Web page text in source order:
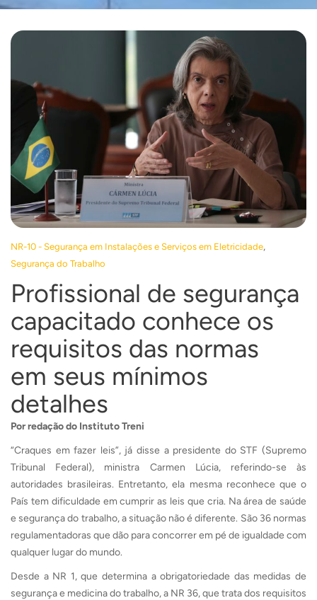
NR-10 - Segurança em Instalações e Serviços em Eletricidade,
Segurança do Trabalho
Profissional de segurança
capacitado conhece os
requisitos das normas
em seus mínimos
detalhes
Por redação do Instituto Treni
“Craques em fazer leis”, já disse a presidente do STF (Supremo
Tribunal Federal), ministra Carmen Lúcia, referindo-se às
autoridades brasileiras. Entretanto, ela mesma reconhece que o
País tem dificuldade em cumprir as leis que cria. Na área de saúde
e segurança do trabalho, a situação não é diferente. São 36 normas
regulamentadoras que dão para concorrer em pé de igualdade com
qualquer lugar do mundo.
Desde a NR 1, que determina a obrigatoriedade das medidas de
segurança e medicina do trabalho, a NR 36, que trata dos requisitos